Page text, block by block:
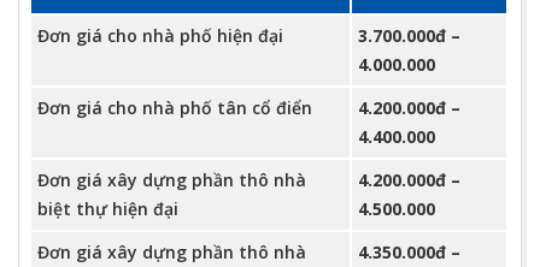
Đơn giá cho nhà phố hiện đại
3.700.000đ –
4.000.000
Đơn giá cho nhà phố tân cổ điển
4.200.000đ –
4.400.000
Đơn giá xây dựng phần thô nhà
biệt thự hiện đại
4.200.000đ –
4.500.000
Đơn giá xây dựng phần thô nhà
4.350.000đ –